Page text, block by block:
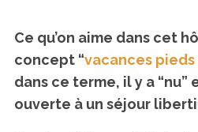
Ce qu’on aime dans cet
concept “vacances pieds
dans ce terme, il y a “nu”
ouverte à un séjour